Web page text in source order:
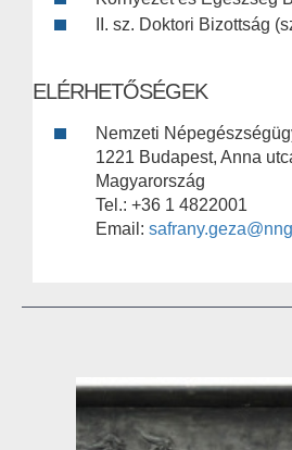
II. sz. Doktori Bizottság
ELÉRHETŐSÉGEK
Nemzeti
1221 Budapest, Anna
Magyarország
Tel.: +36 1 4822001
Email: